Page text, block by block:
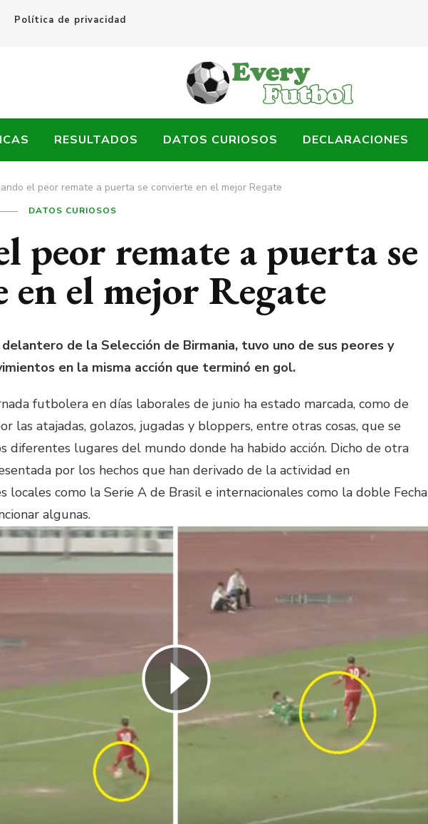
Política de privacidad
RESULTADOS DATOS CURIOSOS DECLARACIONES
el peor remate a puerta se convierte en el mejor Regate
DATOS CURIOSOS
peor remate a puerta se
el mejor Regate
delantero de la Selección de Birmania, tuvo uno de sus peores y
en la misma acción que terminó en gol.
futbolera en días laborales de junio ha estado marcada, como de
las atajadas, golazos, jugadas y bloppers, entre otras cosas, que se
diferentes lugares del mundo donde ha habido acción. Dicho de otra
por los hechos que han derivado de la actividad en
locales como la Serie A de Brasil e internacionales como la doble Fecha
algunas.